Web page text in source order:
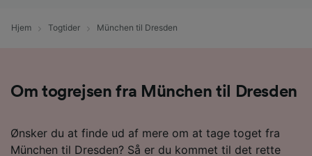
Hjem Togtider München til Dresden
Om togrejsen fra München til Dresden
Ønsker du at finde ud af mere om at tage toget fra
München til Dresden? Så er du kommet til det rette